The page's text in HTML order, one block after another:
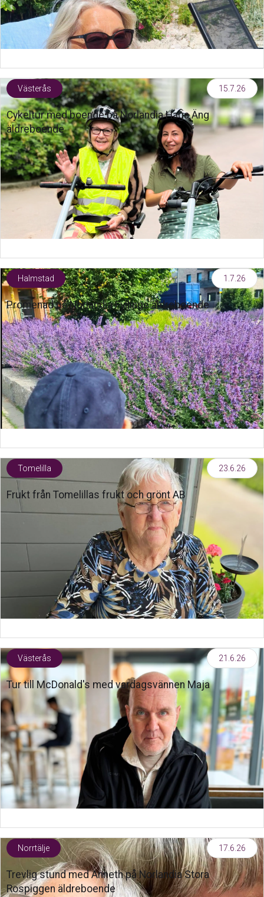
Västerås 15.7.26
Cykeltur med boende på Norlandia Haga Äng
äldreboende
Halmstad 1.7.26
Promenad på Norlandia Fyllinge äldreboende
Tomelilla 23.6.26
Frukt från Tomelillas frukt och grönt AB
Västerås 21.6.26
Tur till McDonald's med vardagsvännen Maja
Norrtälje 17.6.26
Trevlig stund med Anneth på Norlandia Stora
Rospiggen äldreboende